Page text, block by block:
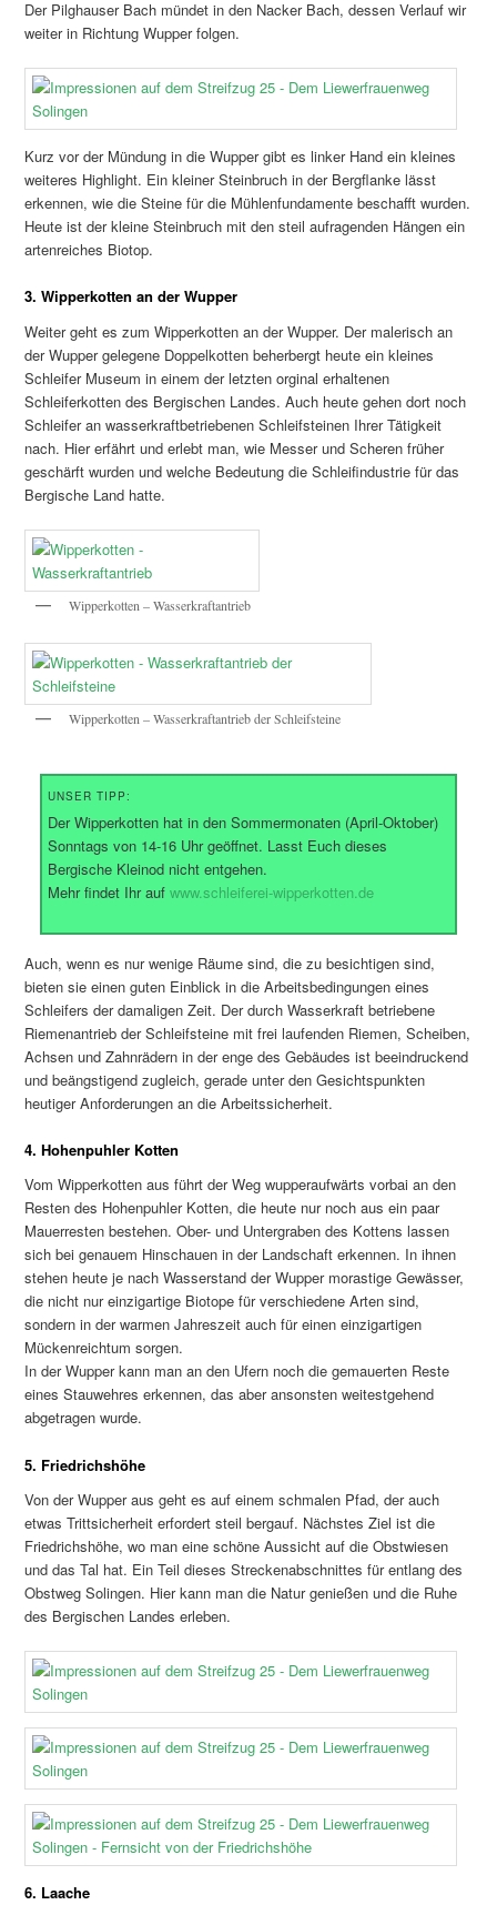
Der Pilghauser Bach mündet in den Nacker Bach, dessen Verlauf wir
weiter in Richtung Wupper folgen.
Kurz vor der Mündung in die Wupper gibt es linker Hand ein kleines
weiteres Highlight. Ein kleiner Steinbruch in der Bergflanke lässt
erkennen, wie die Steine für die Mühlenfundamente beschafft wurden.
Heute ist der kleine Steinbruch mit den steil aufragenden Hängen ein
artenreiches Biotop.
3. Wipperkotten an der Wupper
Weiter geht es zum Wipperkotten an der Wupper. Der malerisch an
der Wupper gelegene Doppelkotten beherbergt heute ein kleines
Schleifer Museum in einem der letzten orginal erhaltenen
Schleiferkotten des Bergischen Landes. Auch heute gehen dort noch
Schleifer an wasserkraftbetriebenen Schleifsteinen Ihrer Tätigkeit
nach. Hier erfährt und erlebt man, wie Messer und Scheren früher
geschärft wurden und welche Bedeutung die Schleifindustrie für das
Bergische Land hatte.
Wipperkotten – Wasserkraftantrieb
Wipperkotten – Wasserkraftantrieb der Schleifsteine
UNSER TIPP:
Der Wipperkotten hat in den Sommermonaten (April-Oktober)
Sonntags von 14-16 Uhr geöffnet. Lasst Euch dieses
Bergische Kleinod nicht entgehen.
Mehr findet Ihr auf www.schleiferei-wipperkotten.de
Auch, wenn es nur wenige Räume sind, die zu besichtigen sind,
bieten sie einen guten Einblick in die Arbeitsbedingungen eines
Schleifers der damaligen Zeit. Der durch Wasserkraft betriebene
Riemenantrieb der Schleifsteine mit frei laufenden Riemen, Scheiben,
Achsen und Zahnrädern in der enge des Gebäudes ist beeindruckend
und beängstigend zugleich, gerade unter den Gesichtspunkten
heutiger Anforderungen an die Arbeitssicherheit.
4. Hohenpuhler Kotten
Vom Wipperkotten aus führt der Weg wupperaufwärts vorbai an den
Resten des Hohenpuhler Kotten, die heute nur noch aus ein paar
Mauerresten bestehen. Ober- und Untergraben des Kottens lassen
sich bei genauem Hinschauen in der Landschaft erkennen. In ihnen
stehen heute je nach Wasserstand der Wupper morastige Gewässer,
die nicht nur einzigartige Biotope für verschiedene Arten sind,
sondern in der warmen Jahreszeit auch für einen einzigartigen
Mückenreichtum sorgen.
In der Wupper kann man an den Ufern noch die gemauerten Reste
eines Stauwehres erkennen, das aber ansonsten weitestgehend
abgetragen wurde.
5. Friedrichshöhe
Von der Wupper aus geht es auf einem schmalen Pfad, der auch
etwas Trittsicherheit erfordert steil bergauf. Nächstes Ziel ist die
Friedrichshöhe, wo man eine schöne Aussicht auf die Obstwiesen
und das Tal hat. Ein Teil dieses Streckenabschnittes für entlang des
Obstweg Solingen. Hier kann man die Natur genießen und die Ruhe
des Bergischen Landes erleben.
6. Laache